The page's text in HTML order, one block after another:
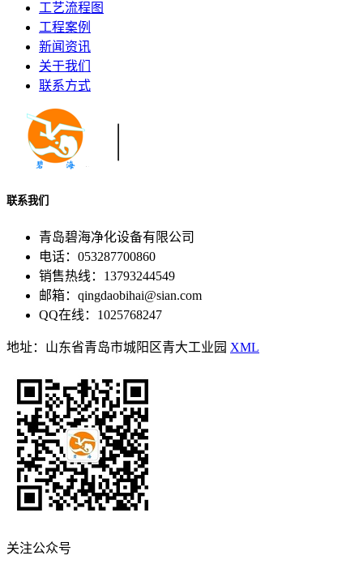
工艺流程图
工程案例
新闻资讯
关于我们
联系方式
联系我们
青岛碧海净化设备有限公司
电话：053287700860
销售热线：13793244549
邮箱：qingdaobihai@sian.com
QQ在线：1025768247
地址：山东省青岛市城阳区青大工业园 XML
关注公众号